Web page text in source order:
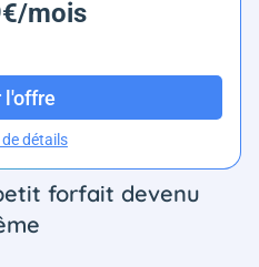
mois
l'offre
de détails
forfait devenu